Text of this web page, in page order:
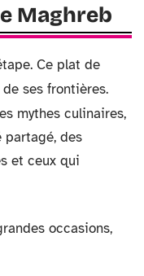
Maghreb
Ce plat de
ses frontières.
mythes culinaires,
partagé, des
et ceux qui
occasions,